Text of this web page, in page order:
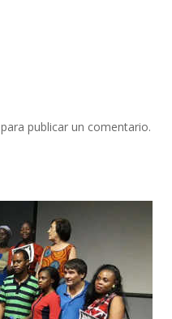
para publicar un comentario.